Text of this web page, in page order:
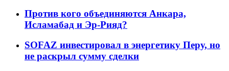
Против кого объединяются Анкара,
Исламабад и Эр-Рияд?
SOFAZ инвестировал в энергетику Перу, но
не раскрыл сумму сделки